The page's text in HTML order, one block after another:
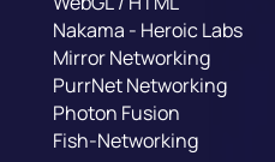
Nakama - Heroic Labs
Mirror Networking
PurrNet Networking
Photon Fusion
Fish-Networking